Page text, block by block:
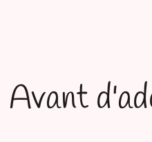
Avant